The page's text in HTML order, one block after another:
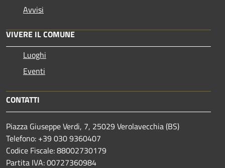
Avvisi
VIVERE IL COMUNE
Luoghi
Eventi
CONTATTI
Piazza Giuseppe Verdi, 7, 25029 Verolavecchia (BS)
Telefono: +39 030 9360407
Codice Fiscale: 88002730179
Partita IVA: 00727360984